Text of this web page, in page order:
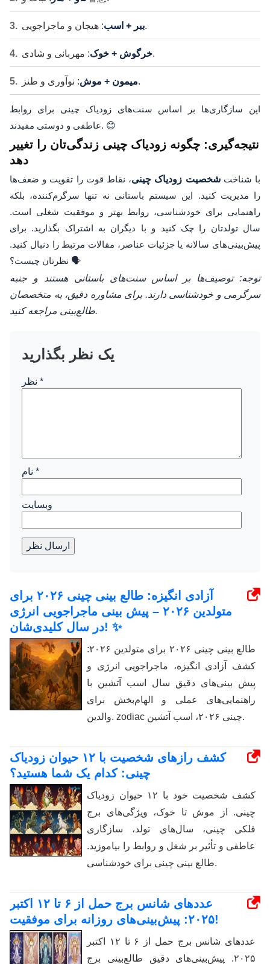
ببر + اسب: هیجان و ماجراجویی.
خرگوش + خوک: مهربانی و شادی.
میمون + موش: نوآوری و طنز.
این سازگاری‌ها بر اساس سنت‌های زودیاک چینی برای روابط
عاطفی و دوستی مفیدند. 😊
نتیجه‌گیری: چگونه زودیاک چینی زندگی‌تان را تغییر
دهد
با شناختشخصیت زودیاک چینی، نقاط قوت را تقویت و ضعف‌ها
را مدیریت کنید. این سیستم باستانی نه تنها سرگرم‌کننده، بلکه
راهنمایی برای خودشناسی، روابط بهتر و موفقیت شغلی است.
سال تولدتان را چک کنید و با دیگران به اشتراک بگذارید. برای
پیش‌بینی‌های سالانه یا جزئیات عناصر، مقالات مرتبط را دنبال کنید.
نظرتان چیست؟ 🗣️
توجه: توصیف‌ها بر اساس سنت‌های باستانی هستند و جنبه
سرگرمی و خودشناسی دارند. برای مشاوره دقیق، به متخصصان
طالع‌بینی مراجعه کنید.
یک نظر بگذارید
*
*
وبسایت
ارسال نظر
آزادی انگیزه: طالع بینی چینی ۲۰۲۶ برای
متولدین ۲۰۲۶ – پیش بینی ماجراجویی انرژی
در سال کلیدی‌شان! ✨
طالع بینی چینی ۲۰۲۶ برای متولدین ۲۰۲۶:
کشف آزادی انگیزه، ماجراجویی انرژی و
پیش بینی‌های دقیق سال اسب آتشین با
راهنمایی‌های عملی و الهام‌بخش برای
والدین. zodiac چینی ۲۰۲۶، اسب آتشین.
کشف رازهای شخصیت با ۱۲ حیوان زودیاک
چینی: کدام یک شما هستید؟
کشف شخصیت خود با ۱۲ حیوان زودیاک
چینی. از موش تا خوک، ویژگی‌های برج
فلکی چینی، سال‌های تولد، سازگاری
عاطفی و تأثیر بر شغل و روابط را بیاموزید.
طالع بینی چینی برای خودشناسی.
عددهای شانس برج حمل از ۶ تا ۱۲ اکتبر
۲۰۲۵: پیش‌بینی‌های روزانه برای موفقیت!
عددهای شانس برج حمل از ۶ تا ۱۲ اکتبر
۲۰۲۵. پیش‌بینی‌های دقیق طالع‌بینی برج